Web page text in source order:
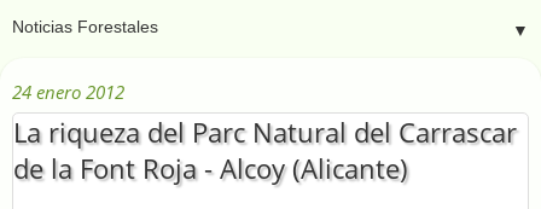
▼
24 enero 2012
La riqueza del Parc Natural del Carrascar
de la Font Roja - Alcoy (Alicante)